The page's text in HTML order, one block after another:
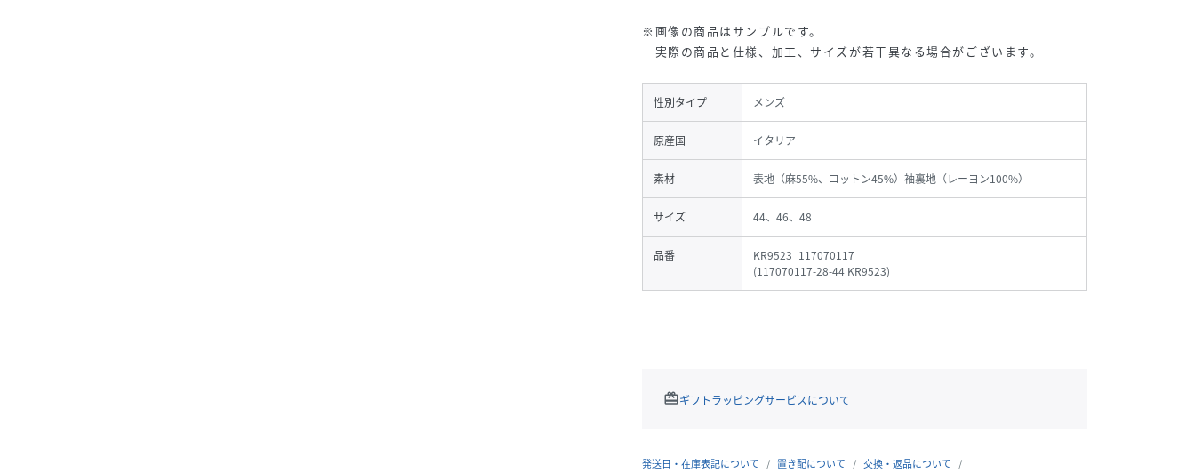
※画像の商品はサンプルです。
実際の商品と仕様、加工、サイズが若干異なる場合がございます。
性別タイプ メンズ
原産国 イタリア
素材 表地（麻55%、コットン45%）袖裏地（レーヨン100%）
サイズ 44、46、48
品番
KR9523_117070117
(117070117-28-44 KR9523)
redeemギフトラッピングサービスについて
発送日・在庫表記について 置き配について
交換・返品について